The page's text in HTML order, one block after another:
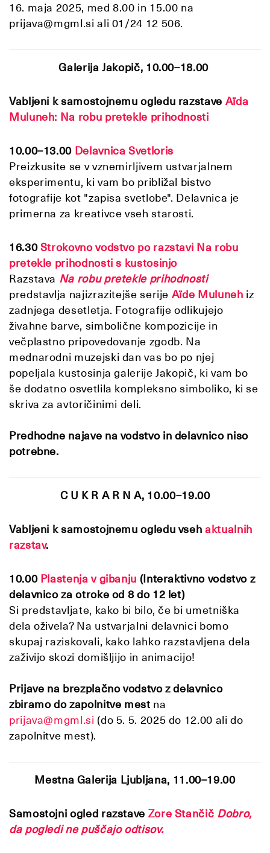
16. maja 2025, med 8.00 in 15.00 na
prijava@mgml.si ali 01/24 12 506.
Galerija Jakopič, 10.00–18.00
Vabljeni k samostojnemu ogledu razstave Aïda
Muluneh: Na robu pretekle prihodnosti
10.00–13.00 Delavnica Svetloris
Preizkusite se v vznemirljivem ustvarjalnem
eksperimentu, ki vam bo približal bistvo
fotografije kot "zapisa svetlobe". Delavnica je
primerna za kreativce vseh starosti.
16.30Strokovno vodstvo po razstavi Na robu
pretekle prihodnosti s kustosinjo
Razstava Na robu pretekle prihodnosti
predstavlja najizrazitejše serije Aïde Muluneh iz
zadnjega desetletja. Fotografije odlikujejo
živahne barve, simbolične kompozicije in
večplastno pripovedovanje zgodb. Na
mednarodni muzejski dan vas bo po njej
popeljala kustosinja galerije Jakopič, ki vam bo
še dodatno osvetlila kompleksno simboliko, ki se
skriva za avtoričinimi deli.
Predhodne najave na vodstvo in delavnico niso
potrebne.
C U K R A R N A, 10.00–19.00
Vabljeni k samostojnemu ogledu vsehaktualnih
razstav.
10.00 Plastenja v gibanju (Interaktivno vodstvo z
delavnico za otroke od 8 do 12 let)
Si predstavljate, kako bi bilo, če bi umetniška
dela oživela? Na ustvarjalni delavnici bomo
skupaj raziskovali, kako lahko razstavljena dela
zaživijo skozi domišljijo in animacijo!
Prijave na brezplačno vodstvo z delavnico
zbiramo do zapolnitve mest na
prijava@mgml.si (do 5. 5. 2025 do 12.00 ali do
zapolnitve mest).
Mestna Galerija Ljubljana, 11.00–19.00
Samostojni ogled razstave Zore Stančič Dobro,
da pogledi ne puščajo odtisov.